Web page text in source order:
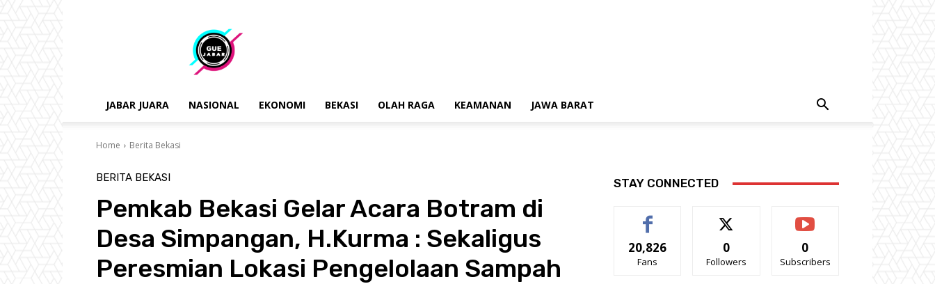
gue
jabar
JABAR JUARA NASIONAL EKONOMI BEKASI OLAH RAGA KEAMANAN JAWA BARAT
Home Berita Bekasi
BERITA BEKASI
Pemkab Bekasi Gelar Acara Botram di
Desa Simpangan, H.Kurma : Sekaligus
Peresmian Lokasi Pengelolaan Sampah
STAY CONNECTED
20,826
Fans
0
Followers
0
Subscribers